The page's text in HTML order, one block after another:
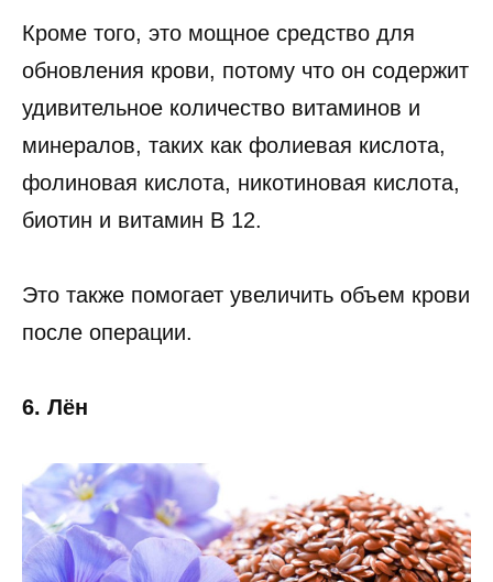
Кроме того, это мощное средство для
обновления крови, потому что он содержит
удивительное количество витаминов и
минералов, таких как фолиевая кислота,
фолиновая кислота, никотиновая кислота,
биотин и витамин B 12.
Это также помогает увеличить объем крови
после операции.
6. Лён